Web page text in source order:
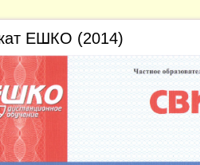
ЕШКО (2014)